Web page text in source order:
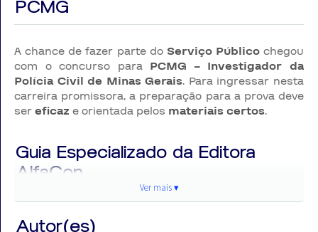
PCMG
A chance de fazer parte do Serviço Públicochegou
com o concurso para PCMG – Investigador da
Polícia Civil de Minas Gerais. Para ingressar nesta
carreira promissora, a preparação para a prova deve
sereficaz e orientada pelos materiais certos.
Guia Especializado da Editora
AlfaCon
A Editora AlfaCon, reconhecida por sua qualidade e
Ver mais ▾
Autor(es)